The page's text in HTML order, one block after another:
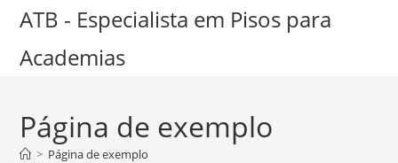
paraATB - Especialista em Pisos para
Academias
Página de exemplo
> Página de exemplo